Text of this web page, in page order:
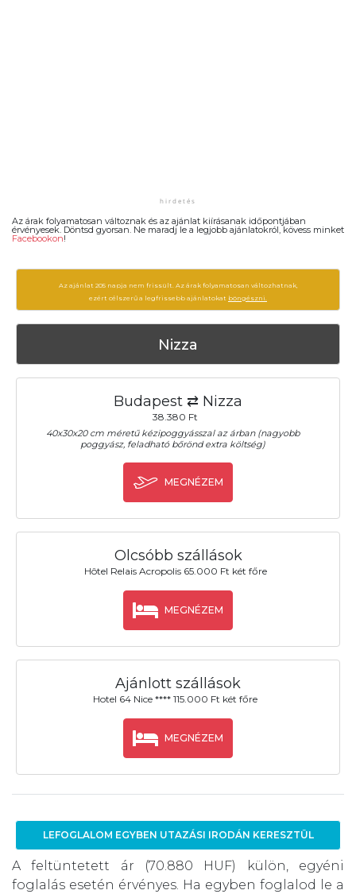
Az árak folyamatosan változnak és az ajánlat kiírásanak időpontjában
érvényesek. Döntsd gyorsan. Ne maradj le a legjobb ajánlatokról, kövess minket
Facebookon!
Az ajánlat 205 napja nem frissült. Az árak folyamatosan változhatnak,
ezért célszerű a legfrissebb ajánlatokat böngészni.
Nizza
Budapest ⇄ Nizza
38.380 Ft
40x30x20 cm méretű kézipoggyásszal az árban (nagyobb
poggyász, feladható bőrönd extra költség)
MEGNÉZEM
Olcsóbb szállások
Hôtel Relais Acropolis 65.000 Ft két főre
MEGNÉZEM
Ajánlott szállások
Hotel 64 Nice **** 115.000 Ft két főre
MEGNÉZEM
LEFOGLALOM EGYBEN UTAZÁSI IRODÁN KERESZTÜL
A feltüntetett ár (70.880 HUF) külön, egyéni
foglalás esetén érvényes. Ha egyben foglalod le a